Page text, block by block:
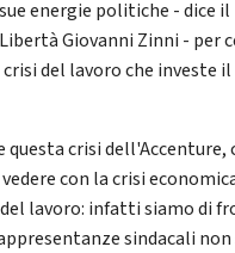
energie politiche - dice il
Giovanni Zinni - per
del lavoro che investe
crisi dell'Accenture,
con la crisi
lavoro: infatti siamo di
sindacali non